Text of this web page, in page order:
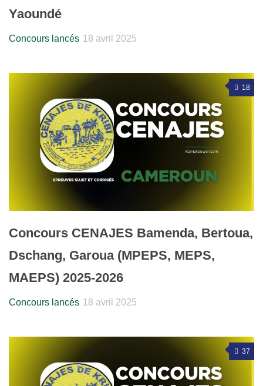
Yaoundé
Concours lancés 18 avril 2025
18
Concours CENAJES Bamenda, Bertoua,
Dschang, Garoua (MPEPS, MEPS,
MAEPS) 2025-2026
Concours lancés 18 avril 2025
37